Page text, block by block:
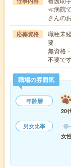
≪病院
さんの
応募資格
職種未
要
無資格
不要で
職場の雰囲気
年齢層
20
男女比率
女